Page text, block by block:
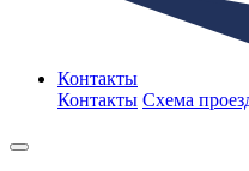
Контакты
Контакты Схема